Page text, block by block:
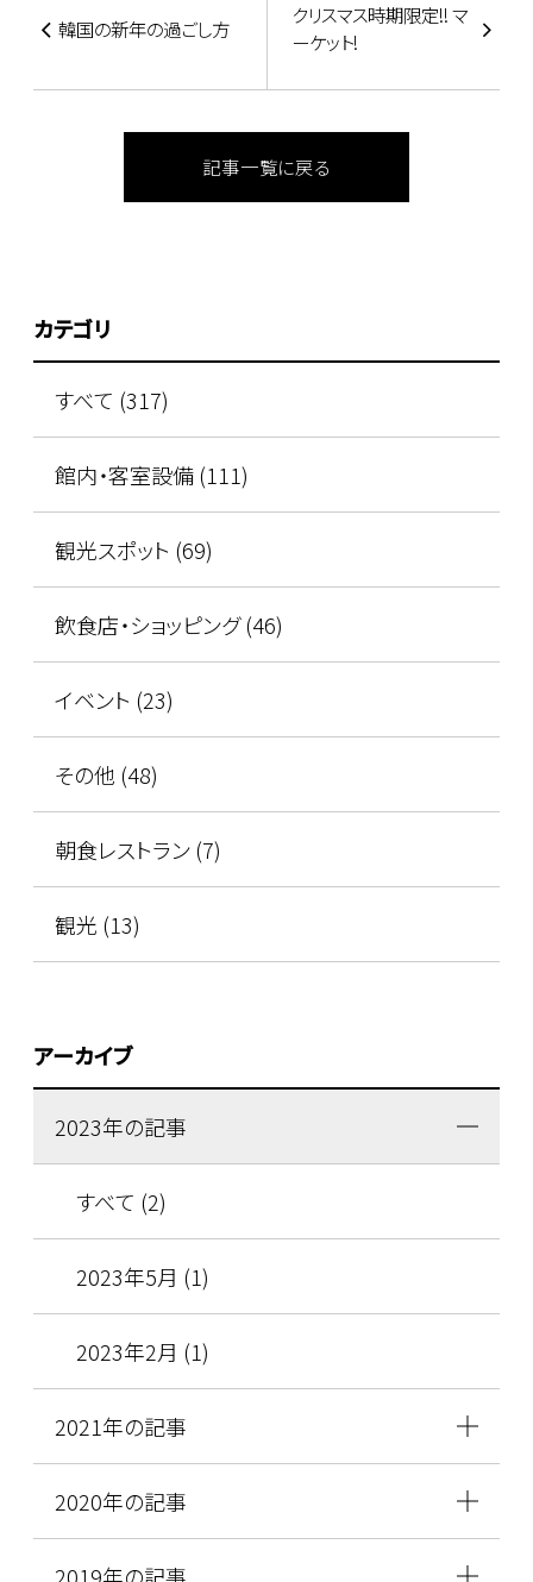
韓国の新年の過ごし方
クリスマス時期限定!! マ
ーケット!
記事一覧に戻る
カテゴリ
すべて (317)
館内・客室設備 (111)
観光スポット (69)
飲食店・ショッピング (46)
イベント (23)
その他 (48)
朝食レストラン (7)
観光 (13)
アーカイブ
2023年の記事
すべて (2)
2023年5月 (1)
2023年2月 (1)
2021年の記事
2020年の記事